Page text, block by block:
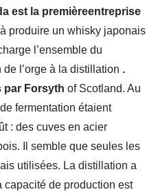
est la premièreentreprise
à produire un whisky japonais
l’ensemble du
l’orge à la distillation .
Forsyth of Scotland. Au
fermentation étaient
: des cuves en acier
Il semble que seules les
utilisées. La distillation a
capacité de production est